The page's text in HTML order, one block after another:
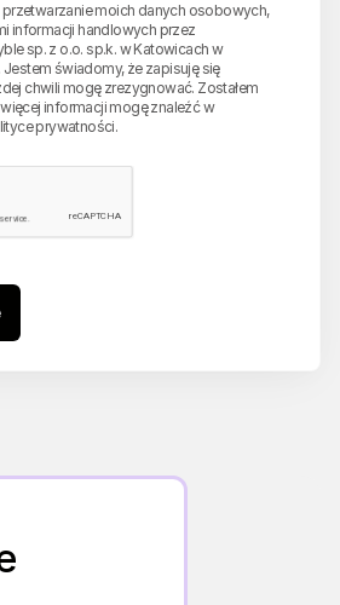
moich danych osobowych,
informacji handlowych przez
sp. z o.o. sp.k. w Katowicach w
Jestem świadomy, że zapisuję się
chwili mogę zrezygnować. Zostałem
informacji mogę znaleźć w
prywatności.